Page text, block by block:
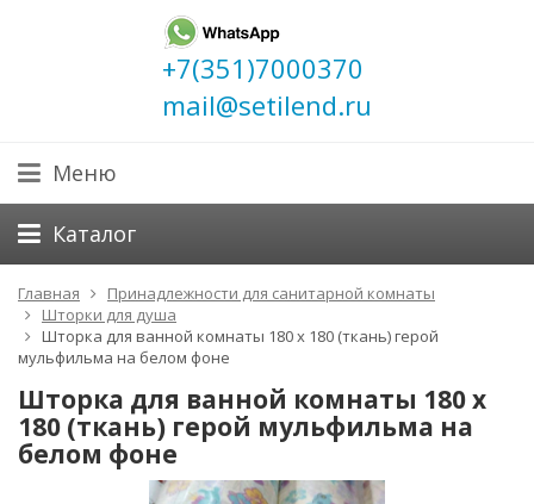
+7(351)7000370
mail@setilend.ru
Меню
Каталог
Главная
Принадлежности для санитарной комнаты
Шторки для душа
Шторка для ванной комнаты 180 х 180 (ткань) герой
мульфильма на белом фоне
Шторка для ванной комнаты 180 х
180 (ткань) герой мульфильма на
белом фоне